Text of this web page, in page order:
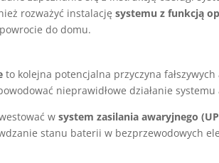
rozważyć instalację systemu z funkcją
do domu.
to kolejna potencjalna przyczyna fałszywych
nieprawidłowe działanie systemu
w system zasilania awaryjnego
stanu baterii w bezprzewodowych